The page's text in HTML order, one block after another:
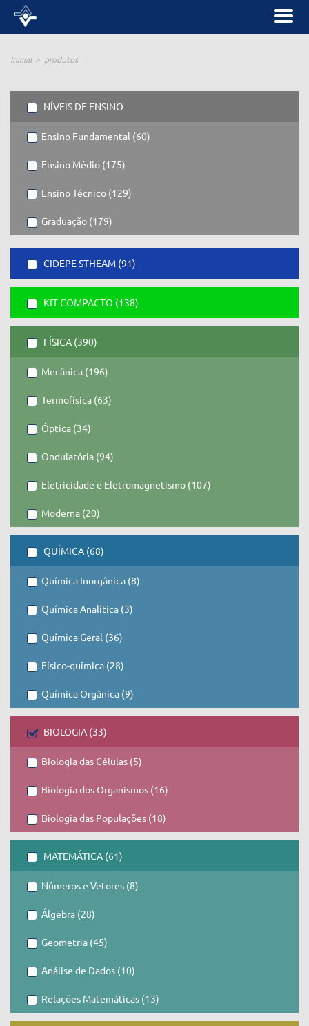
Inicial produtos
NÍVEIS DE ENSINO
Ensino Fundamental (60)
Ensino Médio (175)
Ensino Técnico (129)
Graduação (179)
CIDEPE STHEAM (91)
KIT COMPACTO (138)
FÍSICA (390)
Mecânica (196)
Termofísica (63)
Óptica (34)
Ondulatória (94)
Eletricidade e Eletromagnetismo (107)
Moderna (20)
QUÍMICA (68)
Química Inorgânica (8)
Química Analítica (3)
Química Geral (36)
Físico-química (28)
Química Orgânica (9)
BIOLOGIA (33)
Biologia das Células (5)
Biologia dos Organismos (16)
Biologia das Populações (18)
MATEMÁTICA (61)
Números e Vetores (8)
Álgebra (28)
Geometria (45)
Análise de Dados (10)
Relações Matemáticas (13)